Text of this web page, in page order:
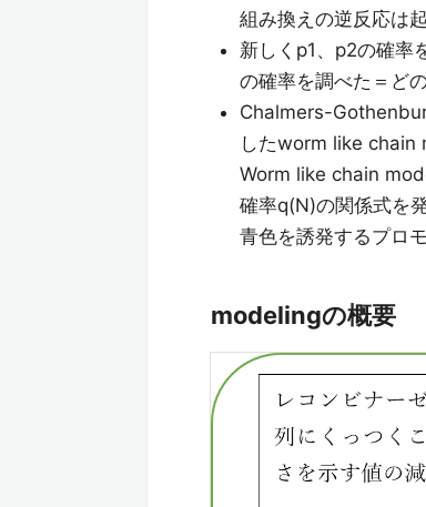
組み換えの逆反応は
新しくp1、p2の確率
の確率を調べた＝ど
Chalmers-
したworm like chain
Worm like chain
確率q(N)の関係式を
青色を誘発するプロ
modelingの概要